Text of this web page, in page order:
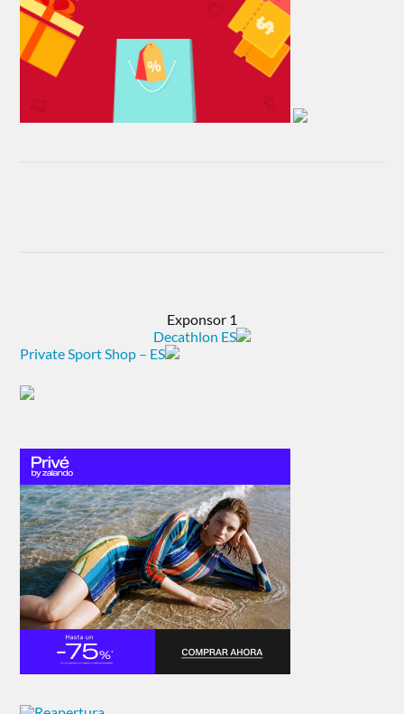
Exponsor 1
Decathlon ES
Private Sport Shop – ES